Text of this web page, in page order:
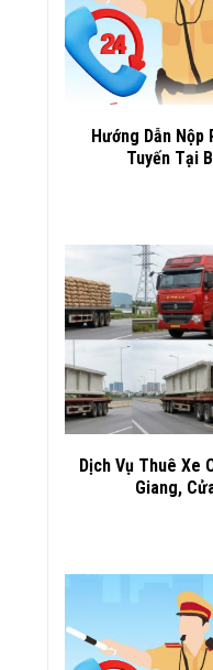
Hướng Dẫn
Tuyến Tại
Dịch Vụ Thuê Xe
Giang,